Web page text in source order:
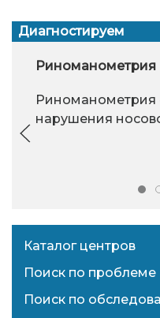
Диагностируем
Риноманометрия
Риноманометрия
нарушения
Каталог центров
Поиск по проблеме
Поиск по